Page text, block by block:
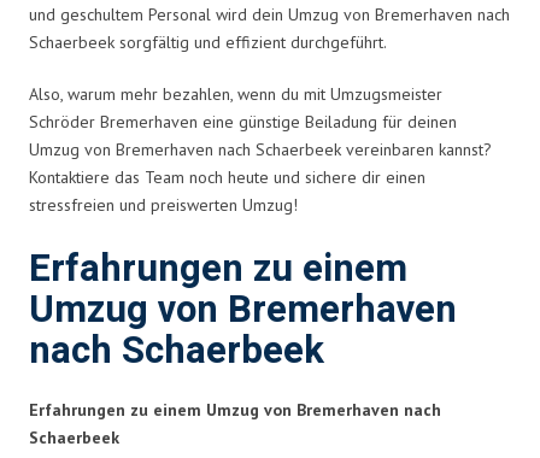
und geschultem Personal wird dein Umzug von Bremerhaven nach
Schaerbeek sorgfältig und effizient durchgeführt.
Also, warum mehr bezahlen, wenn du mit Umzugsmeister
Schröder Bremerhaven eine günstige Beiladung für deinen
Umzug von Bremerhaven nach Schaerbeek vereinbaren kannst?
Kontaktiere das Team noch heute und sichere dir einen
stressfreien und preiswerten Umzug!
Erfahrungen zu einem
Umzug von Bremerhaven
nach Schaerbeek
Erfahrungen zu einem Umzug von Bremerhaven nach
Schaerbeek